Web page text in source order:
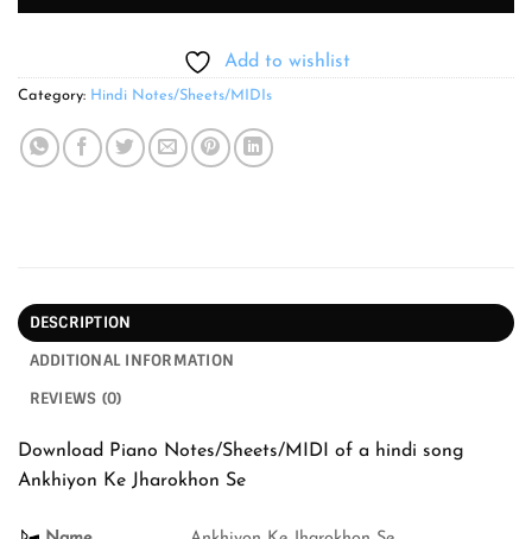
Add to wishlist
Category: Hindi Notes/Sheets/MIDIs
DESCRIPTION
ADDITIONAL INFORMATION
REVIEWS (0)
Download Piano Notes/Sheets/MIDI of a hindi song
Ankhiyon Ke Jharokhon Se